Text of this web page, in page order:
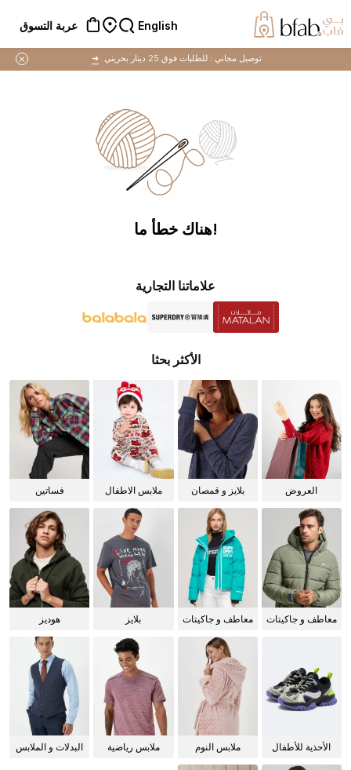
English عربة التسوق
توصيل مجاني :للطلبات فوق 25 دينار بحريني ➜
!هناك خطأ ما
علاماتنا التجارية
الأكثر بحثا
العروض
بلايز و قمصان
ملابس الاطفال فساتين
معاطف و جاكيتات
معاطف و جاكيتات
بلايز هوديز
الأحذية للأطفال
ملابس النوم
ملابس رياضية
البدلات و الملابس